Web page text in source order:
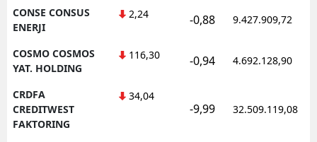
CONSE CONSUS
ENERJI
2,24 -0,88 9.427.909,72
COSMO COSMOS
YAT. HOLDING
116,30 -0,94 4.692.128,90
CRDFA
CREDITWEST
FAKTORING
34,04
-9,99 32.509.119,08